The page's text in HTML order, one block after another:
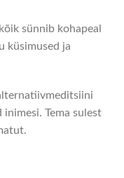
sünnib kohapeal
küsimused ja
Tema sulest